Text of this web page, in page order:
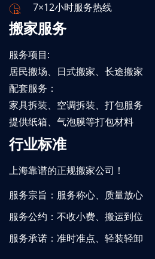
7×12小时服务热线
搬家服务
服务项目:
居民搬场、日式搬家、长途搬家
配套服务：
家具拆装、空调拆装、打包服务
提供纸箱、气泡膜等打包材料
行业标准
上海靠谱的正规搬家公司！
服务宗旨：服务称心、质量放心
服务公约：不收小费、搬运到位
服务承诺：准时准点、轻装轻卸